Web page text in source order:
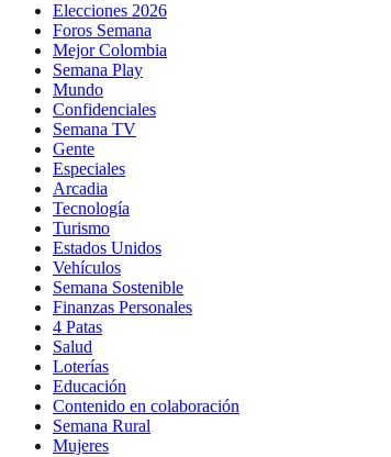
Elecciones 2026
Foros Semana
Mejor Colombia
Semana Play
Mundo
Confidenciales
Semana TV
Gente
Especiales
Arcadia
Tecnología
Turismo
Estados Unidos
Vehículos
Semana Sostenible
Finanzas Personales
4 Patas
Salud
Loterías
Educación
Contenido en colaboración
Semana Rural
Mujeres